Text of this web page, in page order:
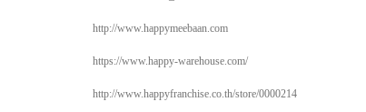
http://www.happymeebaan.com
https://www.happy-warehouse.com/
http://www.happyfranchise.co.th/store/0000214